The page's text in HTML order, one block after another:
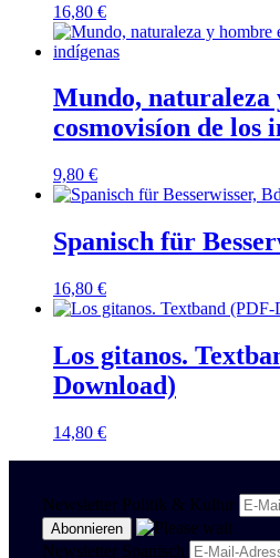
16,80 €
Mundo, naturaleza
cosmovisíon de los
9,80 €
Spanisch für
16,80 €
Los gitanos.
Download)
14,80 €
Newsletter Politik & Kultur
Newsletter Spanisch